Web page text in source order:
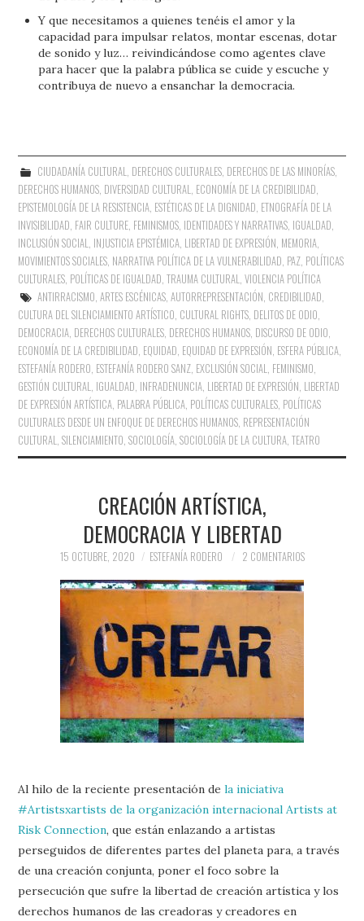
Y que necesitamos a quienes tenéis el amor y la
capacidad para impulsar relatos, montar escenas, dotar
de sonido y luz… reivindicándose como agentes clave
para hacer que la palabra pública se cuide y escuche y
contribuya de nuevo a ensanchar la democracia.
CIUDADANÍA CULTURAL DERECHOS CULTURALES, DERECHOS DE LAS MINORÍAS,
DERECHOS HUMANOS DIVERSIDAD CULTURAL ECONOMÍA DE LA CREDIBILIDAD
EPISTEMOLOGÍA DE LA RESISTENCIA ESTÉTICAS DE LA DIGNIDAD ETNOGRAFÍA DE LA
INVISIBILIDAD FAIR CULTURE FEMINISMOS IDENTIDADES Y NARRATIVAS IGUALDAD
INCLUSIÓN SOCIAL INJUSTICIA EPISTÉMICA LIBERTAD DE EXPRESIÓN MEMORIA
MOVIMIENTOS SOCIALES NARRATIVA POLÍTICA DE LA VULNERABILIDAD PAZ POLÍTICAS
CULTURALES POLÍTICAS DE IGUALDAD ,TRAUMA CULTURAL ,VIOLENCIA POLÍTICA
ANTIRRACISMO ARTES ESCÉNICAS, AUTORREPRESENTACIÓN CREDIBILIDAD
CULTURA DEL SILENCIAMIENTO ARTÍSTICO CULTURAL RIGHTS DELITOS DE ODIO
DEMOCRACIA DERECHOS CULTURALES DERECHOS HUMANOS DISCURSO DE ODIO
ECONOMÍA DE LA CREDIBILIDAD EQUIDAD EQUIDAD DE EXPRESIÓN ESFERA PÚBLICA
ESTEFANÍA RODERO ESTEFANÍA RODERO SANZ EXCLUSIÓN SOCIAL FEMINISMO
GESTIÓN CULTURAL IGUALDAD INFRADENUNCIA LIBERTAD DE EXPRESIÓN LIBERTAD
DE EXPRESIÓN ARTÍSTICA PALABRA PÚBLICA POLÍTICAS CULTURALES POLÍTICAS
CULTURALES DESDE UN ENFOQUE DE DERECHOS HUMANOS REPRESENTACIÓN
CULTURAL ,SILENCIAMIENTO ,SOCIOLOGÍA ,SOCIOLOGÍA DE LA CULTURA ,TEATRO
CREACIÓN ARTÍSTICA,
DEMOCRACIA Y LIBERTAD
15 OCTUBRE, 2020 ESTEFANÍA RODERO 2 COMENTARIOS
Al hilo de la reciente presentación de la iniciativa
#Artistsxartists de la organización internacional Artists at
Risk Connection, que están enlazando a artistas
perseguidos de diferentes partes del planeta para, a través
de una creación conjunta, poner el foco sobre la
persecución que sufre la libertad de creación artística y los
derechos humanos de las creadoras y creadores en